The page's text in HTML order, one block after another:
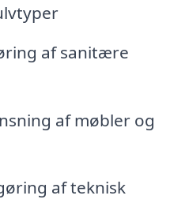
af sanitære
af møbler og
af teknisk